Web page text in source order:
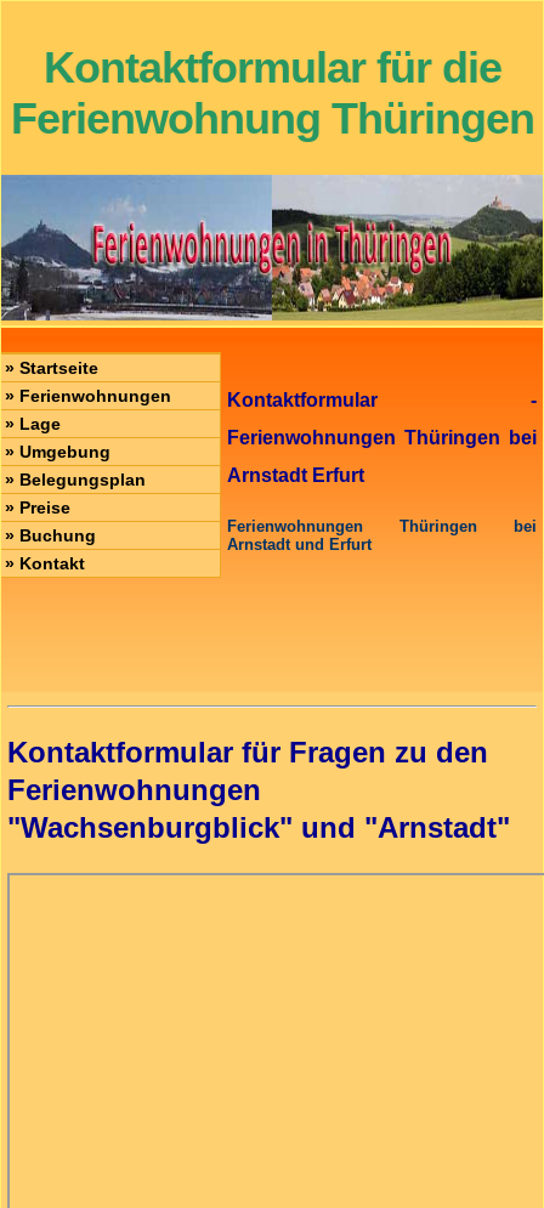
Kontaktformular für die
Ferienwohnung Thüringen
» Startseite
» Ferienwohnungen
» Lage
» Umgebung
» Belegungsplan
» Preise
» Buchung
» Kontakt
Kontaktformular -
Ferienwohnungen Thüringen bei
Arnstadt Erfurt
Ferienwohnungen Thüringen bei
Arnstadt und Erfurt
Kontaktformular für Fragen zu den
Ferienwohnungen
"Wachsenburgblick" und "Arnstadt"